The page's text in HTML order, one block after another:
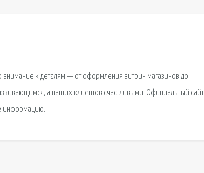
внимание к деталям — от оформления витрин магазинов до
а наших клиентов счастливыми. Официальный сайт
информацию.